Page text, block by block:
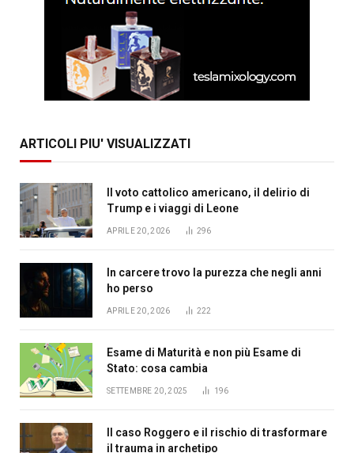
ARTICOLI PIU' VISUALIZZATI
Il voto cattolico americano, il delirio di
Trump e i viaggi di Leone
APRILE 20, 2026 296
In carcere trovo la purezza che negli anni
ho perso
APRILE 20, 2026 222
Esame di Maturità e non più Esame di
Stato: cosa cambia
SETTEMBRE 20, 2025 196
Il caso Roggero e il rischio di trasformare
il trauma in archetipo